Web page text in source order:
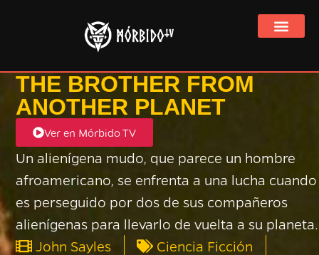
THE BROTHER FROM
ANOTHER PLANET
Ver en Mórbido TV
Un alienígena mudo, que parece un hombre
afroamericano, se enfrenta a una lucha cuando
es perseguido por dos de sus compañeros
alienígenas para llevarlo de vuelta a su planeta.
John Sayles
Ciencia Ficción